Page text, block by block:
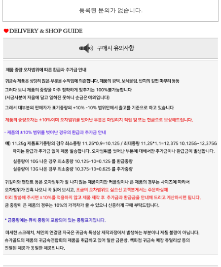
등록된 문의가 없습니다.